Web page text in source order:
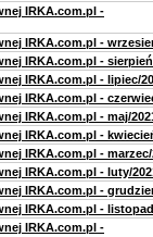
IRKA.com.pl -
IRKA.com.pl -
IRKA.com.pl -
IRKA.com.pl - lipiec/
IRKA.com.pl -
IRKA.com.pl - maj/
IRKA.com.pl -
IRKA.com.pl - marzec/
IRKA.com.pl - luty/
IRKA.com.pl -
IRKA.com.pl -
IRKA.com.pl -